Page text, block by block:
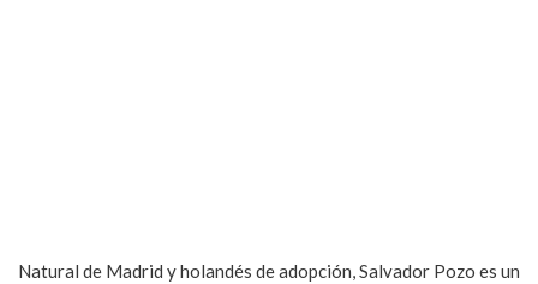
Natural de Madrid y holandés de adopción, Salvador Pozo es un